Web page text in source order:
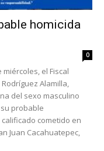
homicida
0
el Fiscal
Alamilla,
del sexo masculino
probable
cometido en
Juan Cacahuatepec,